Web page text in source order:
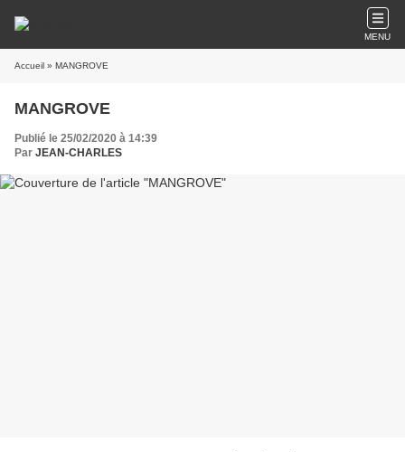
MENU
Accueil » MANGROVE
MANGROVE
Publié le 25/02/2020 à 14:39
Par JEAN-CHARLES